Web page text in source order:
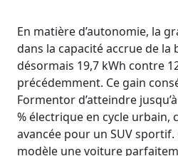
En matière d’autonomie, la
dans la capacité accrue de
désormais 19,7 kWh contre
précédemment. Ce gain
Formentor d’atteindre
% électrique en cycle urbain,
avancée pour un SUV
modèle une voiture